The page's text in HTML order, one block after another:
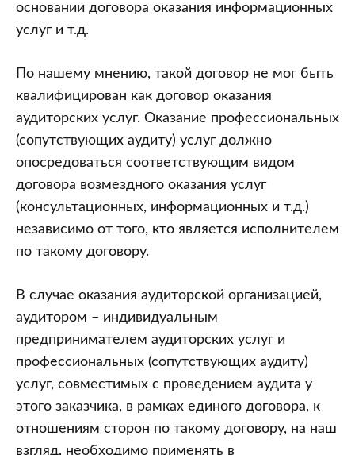
основании договора оказания информационных
услуг и т.д.
По нашему мнению, такой договор не мог быть
квалифицирован как договор оказания
аудиторских услуг. Оказание профессиональных
(сопутствующих аудиту) услуг должно
опосредоваться соответствующим видом
договора возмездного оказания услуг
(консультационных, информационных и т.д.)
независимо от того, кто является исполнителем
по такому договору.
В случае оказания аудиторской организацией,
аудитором – индивидуальным
предпринимателем аудиторских услуг и
профессиональных (сопутствующих аудиту)
услуг, совместимых с проведением аудита у
этого заказчика, в рамках единого договора, к
отношениям сторон по такому договору, на наш
взгляд, необходимо применять в